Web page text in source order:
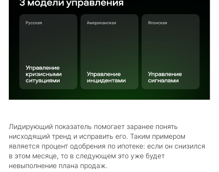
Лидирующий показатель помогает заранее понять
нисходящий тренд и исправить его. Таким примером
является процент одобрения по ипотеке: если он снизился
в этом месяце, то в следующем это уже будет
невыполнение плана продаж.